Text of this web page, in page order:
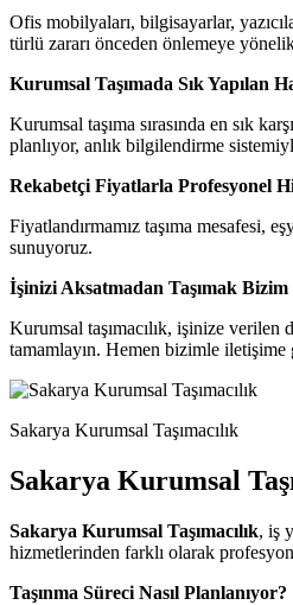
Ofis mobilyaları, bilgisayarlar,
türlü zararı önceden önlemeye
Kurumsal Taşımada Sık Yapılan
Kurumsal taşıma sırasında en sık
planlıyor, anlık bilgilendirme
Rekabetçi Fiyatlarla Profesyonel
Fiyatlandırmamız taşıma mesafesi,
sunuyoruz.
İşinizi Aksatmadan Taşımak
Kurumsal taşımacılık, işinize verilen
tamamlayın. Hemen bizimle iletişime
Sakarya Kurumsal Taşımacılık
Sakarya Kurumsal
Sakarya Kurumsal Taşımacılık, iş
hizmetlerinden farklı olarak
Taşınma Süreci Nasıl Planlanıyor?